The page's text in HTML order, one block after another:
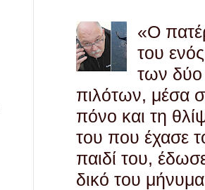
«Ο
του
των δύο
πιλότων, μέσα
πόνο και τη
του που έχασε
παιδί του,
δικό του μήνυμα